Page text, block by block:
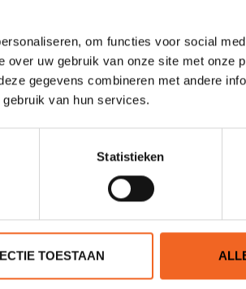
om functies voor social
uw gebruik van onze site met onze
gegevens combineren met andere
van hun services.
Statistieken
TOESTAAN
rugband en centrale foam-pillar.